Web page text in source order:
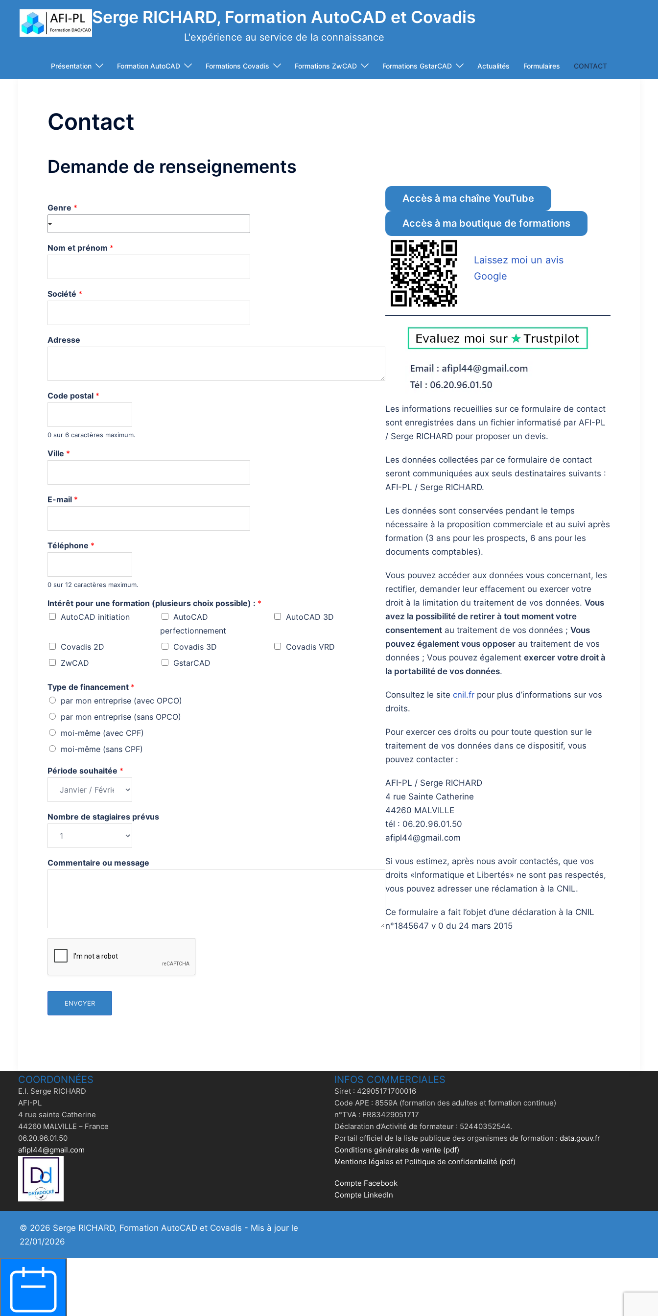
contenu
Serge RICHARD, Formation AutoCAD et Covadis
L'expérience au service de la connaissance
Présentation Formation AutoCAD Formations Covadis Formations ZwCAD Formations GstarCAD Actualités Formulaires CONTACT
Contact
Demande de renseignements
Genre *
Nom et prénom *
Société *
Adresse
*
E
a
i
l
o
Code postal *
0 sur 6 caractères maximum.
Ville *
E-mail *
Téléphone *
0 sur 12 caractères maximum.
Intérêt pour une formation (plusieurs choix possible) : *
AutoCAD initiation
AutoCAD
perfectionnement
AutoCAD 3D
Covadis 2D Covadis 3D
Covadis VRD
ZwCAD
GstarCAD
Type de financement *
par mon entreprise (avec OPCO)
par mon entreprise (sans OPCO)
moi-même (avec CPF)
moi-même (sans CPF)
Période souhaitée *
Nombre de stagiaires prévus
Commentaire ou message
ENVOYER
Accès à ma chaîne YouTube
Accès à ma boutique de formations
Laissez moi un avis
Google
Les informations recueillies sur ce formulaire de contact
sont enregistrées dans un fichier informatisé par AFI-PL
/ Serge RICHARD pour proposer un devis.
Les données collectées par ce formulaire de contact
seront communiquées aux seuls destinataires suivants :
AFI-PL / Serge RICHARD.
Les données sont conservées pendant le temps
nécessaire à la proposition commerciale et au suivi après
formation (3 ans pour les prospects, 6 ans pour les
documents comptables).
Vous pouvez accéder aux données vous concernant, les
rectifier, demander leur effacement ou exercer votre
droit à la limitation du traitement de vos données. Vous
avez la possibilité de retirer à tout moment votre
consentement au traitement de vos données ; Vous
pouvez également vous opposer au traitement de vos
données ; Vous pouvez également exercer votre droit à
la portabilité de vos données.
Consultez le site cnil.fr pour plus d’informations sur vos
droits.
Pour exercer ces droits ou pour toute question sur le
traitement de vos données dans ce dispositif, vous
pouvez contacter :
AFI-PL / Serge RICHARD
4 rue Sainte Catherine
44260 MALVILLE
tél : 06.20.96.01.50
afipl44@gmail.com
Si vous estimez, après nous avoir contactés, que vos
droits «Informatique et Libertés» ne sont pas respectés,
vous pouvez adresser une réclamation à la CNIL.
Ce formulaire a fait l’objet d’une déclaration à la CNIL
n°1845647 v 0 du 24 mars 2015
COORDONNÉES
E.I. Serge RICHARD
AFI-PL
4 rue sainte Catherine
44260 MALVILLE – France
06.20.96.01.50
afipl44@gmail.com
INFOS COMMERCIALES
Siret : 42905171700016
Code APE : 8559A (formation des adultes et formation continue)
n°TVA : FR83429051717
Déclaration d’Activité de formateur : 52440352544.
Portail officiel de la liste publique des organismes de formation : data.gouv.fr
Conditions générales de vente (pdf)
Mentions légales et Politique de confidentialité (pdf)
Compte Facebook
Compte LinkedIn
© 2026 Serge RICHARD, Formation AutoCAD et Covadis - Mis à jour le
22/01/2026